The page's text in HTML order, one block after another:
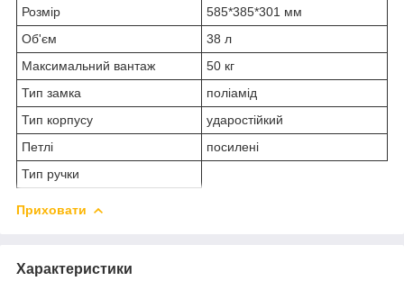
Розмір
585*385*301 мм
Об'єм
38 л
Максимальний вантаж
50 кг
Тип замка
поліамід
Тип корпусу
ударостійкий
Петлі
посилені
Тип ручки
Приховати
Характеристики